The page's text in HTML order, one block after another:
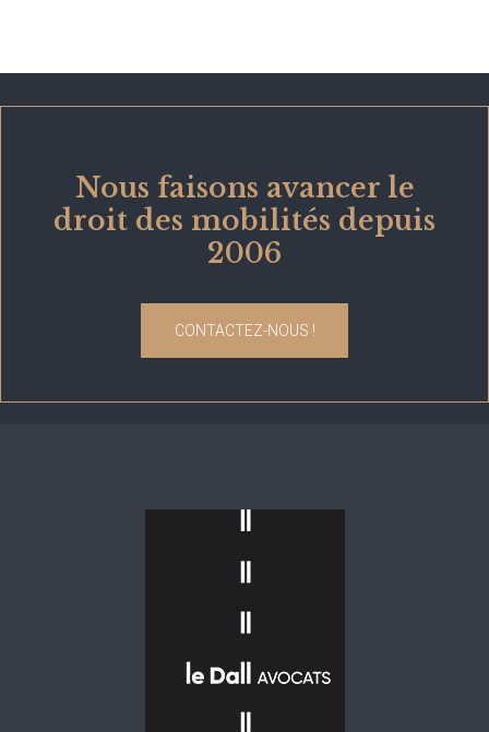
Nous faisons avancer le
droit des mobilités depuis
2006
CONTACTEZ-NOUS !